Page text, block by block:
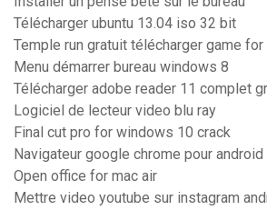
Télécharger ubuntu 13.04 iso 32 bit
Temple run gratuit télécharger game
Menu démarrer bureau windows 8
Télécharger adobe reader 11 complet
Logiciel de lecteur video blu ray
Final cut pro for windows 10 crack
Navigateur google chrome pour android
Open office for mac air
Mettre video youtube sur instagram